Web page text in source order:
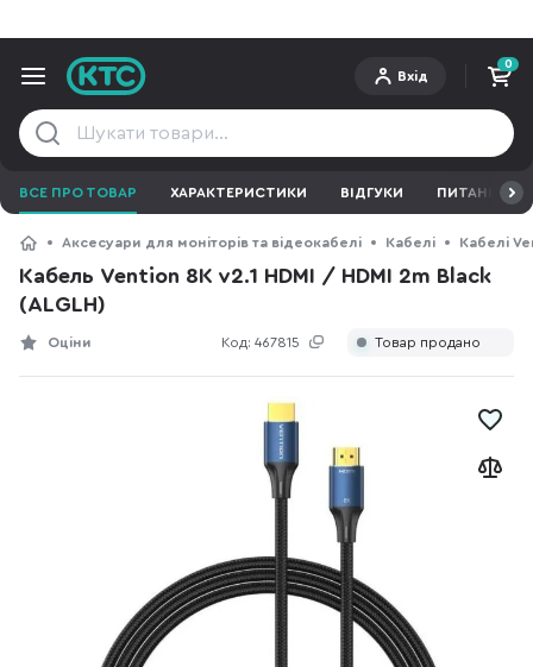
Вхід
0
ВСЕ ПРО ТОВАР ХАРАКТЕРИСТИКИ ВІДГУКИ ПИТАННЯ ТА
Аксесуари для моніторів та відеокабелі Кабелі Кабелі
Кабель Vention 8K v2.1 HDMI / HDMI 2m Black
(ALGLH)
Код: 467815
Оціни Товар продано